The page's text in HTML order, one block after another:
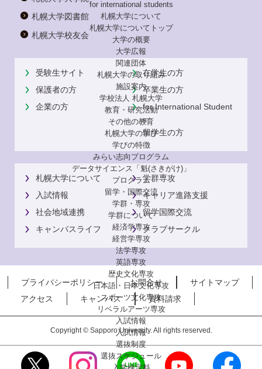
for international students
札幌大学について
札幌大学についてトップ
大学の概要
大学広報
関連団体
札幌大学の取り組み
施設案内
学校法人 札幌大学
教育・研究活動
その他の教育
札幌大学の学び
学びの特徴
みらい志向プログラム
データサイエンス「魁(さきがけ)」
プログラム
留学・国際交流
学群・専攻
学群について
経済学専攻
経営学専攻
法学専攻
英語専攻
歴史文化専攻
日本語・日本文化専攻
スポーツ文化専攻
リベラルアーツ専攻
入試情報
入試情報
選抜制度
選抜スケジュール
札幌大学図書館
札幌大学校友会
受験生サイト
在学生の方
保護者の方
卒業生の方
企業の方
for International Student
s
留学生の方
札幌大学について
学群専攻
入試情報
キャリア進路支援
社会地域連携
留学国際交流
キャンパスライフ
クラブサークル
プライバシーポリシー お問合せ
サイトマップ
アクセス
キャンパス 資料請求
Copyright © Sapporo University. All rights reserved.